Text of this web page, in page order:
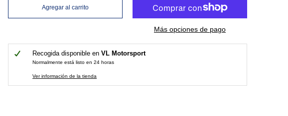
Agregar al carrito
Más opciones de pago
Recogida disponible enVL Motorsport
Normalmente está listo en 24 horas
Ver información de la tienda